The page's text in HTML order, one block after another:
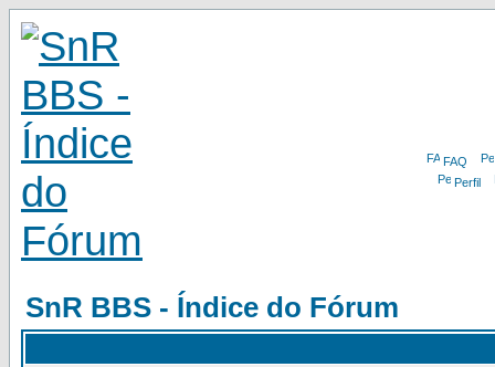
FAQ
Perfil
SnR BBS - Índice do Fórum